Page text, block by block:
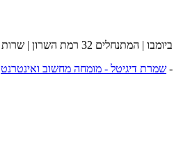
| שרות לקוחות 054-4274215 |
- שמרת דיגיטל - מומחה מחשוב ואינטרנט